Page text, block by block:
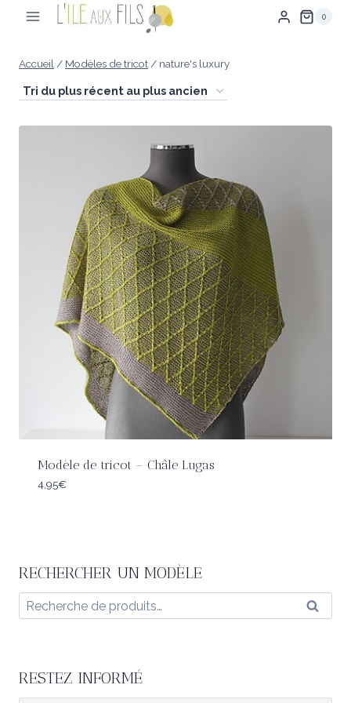
0
Accueil/ Modèles de tricot/ nature's luxury
Modèle de tricot – Châle Lugas
4,95€
RECHERCHER UN MODÈLE
Recherche
pour :
RESTEZ INFORMÉ